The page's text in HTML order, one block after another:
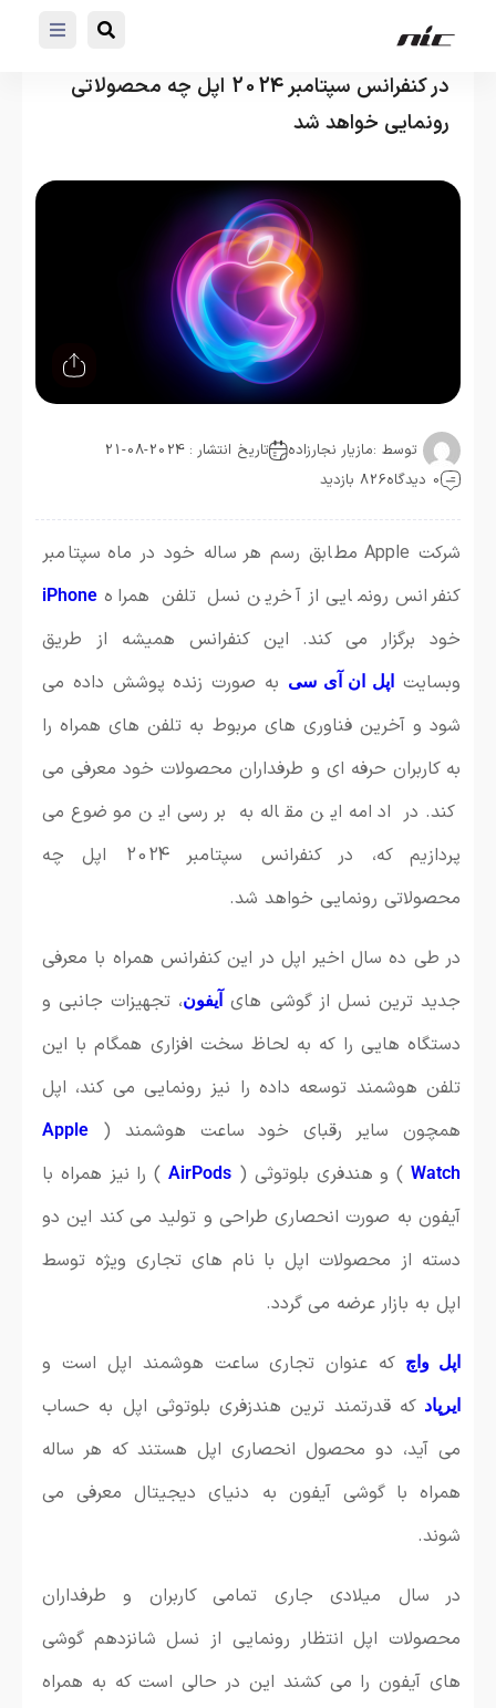
در کنفرانس سپتامبر 2024 اپل چه محصولاتی
رونمایی خواهد شد
توسط :مازیار نجارزاده
تاریخ انتشار : 2024-08-21
0 دیدگاه
826 بازدید
شرکت Apple مطابق رسم هر ساله خود در ماه سپتامبر
کنفرانس رونمایی از آخرین نسل تلفن همراه iPhone
خود برگزار می کند. این کنفرانس همیشه از طریق
وبسایت اپل ان آی سی به صورت زنده پوشش داده می
شود و آخرین فناوری های مربوط به تلفن های همراه را
به کاربران حرفه ای و طرفداران محصولات خود معرفی می
کند. در ادامه این مقاله به بررسی این موضوع می
پردازیم که، در کنفرانس سپتامبر 2024 اپل چه
محصولاتی رونمایی خواهد شد.
در طی ده سال اخیر اپل در این کنفرانس همراه با معرفی
جدید ترین نسل از گوشی های آیفون، تجهیزات جانبی و
دستگاه هایی را که به لحاظ سخت افزاری همگام با این
تلفن هوشمند توسعه داده را نیز رونمایی می کند، اپل
همچون سایر رقبای خود ساعت هوشمند (
Apple
Watch) و هندفری بلوتوثی ( AirPods) را نیز همراه با
آیفون به صورت انحصاری طراحی و تولید می کند این دو
دسته از محصولات اپل با نام های تجاری ویژه توسط
اپل به بازار عرضه می گردد.
اپل واچ که عنوان تجاری ساعت هوشمند اپل است و
ایرپاد که قدرتمند ترین هندزفری بلوتوثی اپل به حساب
می آید، دو محصول انحصاری اپل هستند که هر ساله
همراه با گوشی آیفون به دنیای دیجیتال معرفی می
شوند.
در سال میلادی جاری تمامی کاربران و طرفداران
محصولات اپل انتظار رونمایی از نسل شانزدهم گوشی
های آیفون را می کشند این در حالی است که به همراه